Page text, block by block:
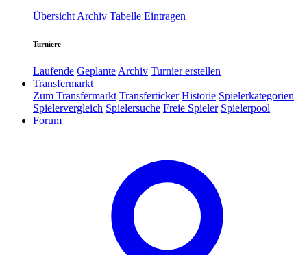
Übersicht Archiv Tabelle Eintragen
Turniere
Laufende Geplante Archiv Turnier erstellen
Transfermarkt
Zum Transfermarkt Transferticker Historie Spielerkategorien
Spielervergleich Spielersuche Freie Spieler Spielerpool
Forum